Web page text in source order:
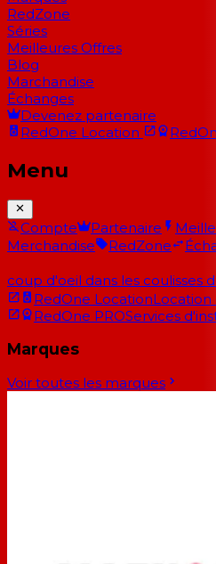
RedZone
Séries
Meilleures Offres
Blog
Marchandise
Échanges
Devenez partenaire
RedOne Location
Menu
Compte Partenaire
Merchandise
RedZone
coup d'oeil dans les coulisses
RedOne Location
RedOne PROServices
Marques
Voir toutes les marques